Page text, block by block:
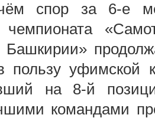
спор за 6-е
чемпионата
пользу уфимской
на 8-й
командами